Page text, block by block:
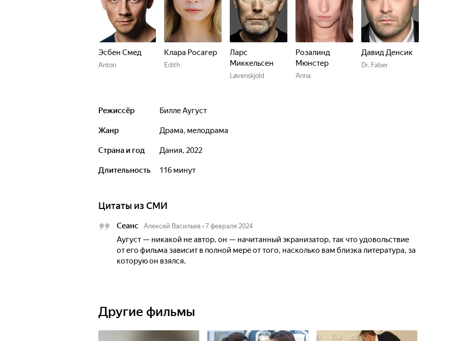
Эсбен Смед
Anton
Клара Росагер
Edith
Ларс
Миккельсен
Løvenskjold
Розалинд
Мюнстер
Anna
Давид Денсик
Dr. Faber
Режиссёр Билле Аугуст
Жанр драма, мелодрама
Страна и год Дания, 2022
Длительность 116 минут
Цитаты из СМИ
Сеанс Алексей Васильев • 7 февраля 2024
Аугуст — никакой не автор, он — начитанный экранизатор, так что удовольствие
от его фильма зависит в полной мере от того, насколько вам близка литература, за
которую он взялся.
Другие фильмы